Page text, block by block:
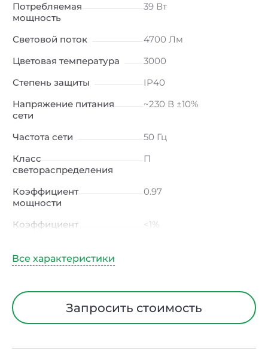
Потребляемая
мощность
39 Вт
Световой поток
4700 Лм
Цветовая температура
3000
Степень защиты
IP40
Напряжение питания
сети
~230 В ±10%
Частота сети
50 Гц
Класс
светораспределения
П
Коэффициент
мощности
0.97
Коэффициент
<1%
Индекс цветопередачи
Тип кривой силы света
Д (косинусная)
Угол рассеивания
120ᵒ
Запросить стоимость